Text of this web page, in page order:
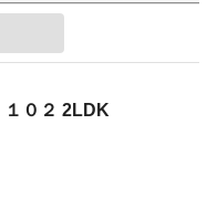
１０２ 2LDK